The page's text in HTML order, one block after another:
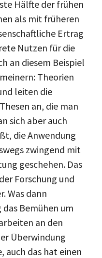
Hälfte der frühen
als mit früheren
Ertrag
Nutzen für die
an diesem Beispiel
Theorien
leiten die
an, die man
sich aber auch
die Anwendung
zwingend mit
geschehen. Das
Forschung und
Was dann
Bemühen um
an den
Überwindung
auch das hat einen